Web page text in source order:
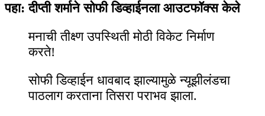
पहा: दीप्ती शर्माने सोफी डिव्हाईनला आउटफॉक्स केले
मनाची तीक्ष्ण उपस्थिती मोठी विकेट निर्माण
करते!
सोफी डिव्हाईन धावबाद झाल्यामुळे न्यूझीलंडचा
पाठलाग करताना तिसरा पराभव झाला.